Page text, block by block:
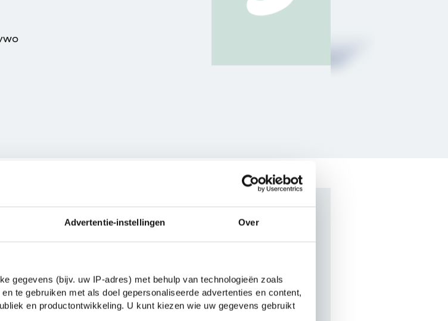
Advertentie-instellingen Over
gegevens (bijv. uw IP-adres) met behulp van technologieën zoals
te gebruiken met als doel gepersonaliseerde advertenties en content,
en productontwikkeling. U kunt kiezen wie uw gegevens gebruikt
over Kinflicks
boeken
van
We raden Kinflicks aan voor bovenbouw havo/vwo.
In welke taal is Kinflicks geschreven?
Kinflicks werd geschreven in het Engels.